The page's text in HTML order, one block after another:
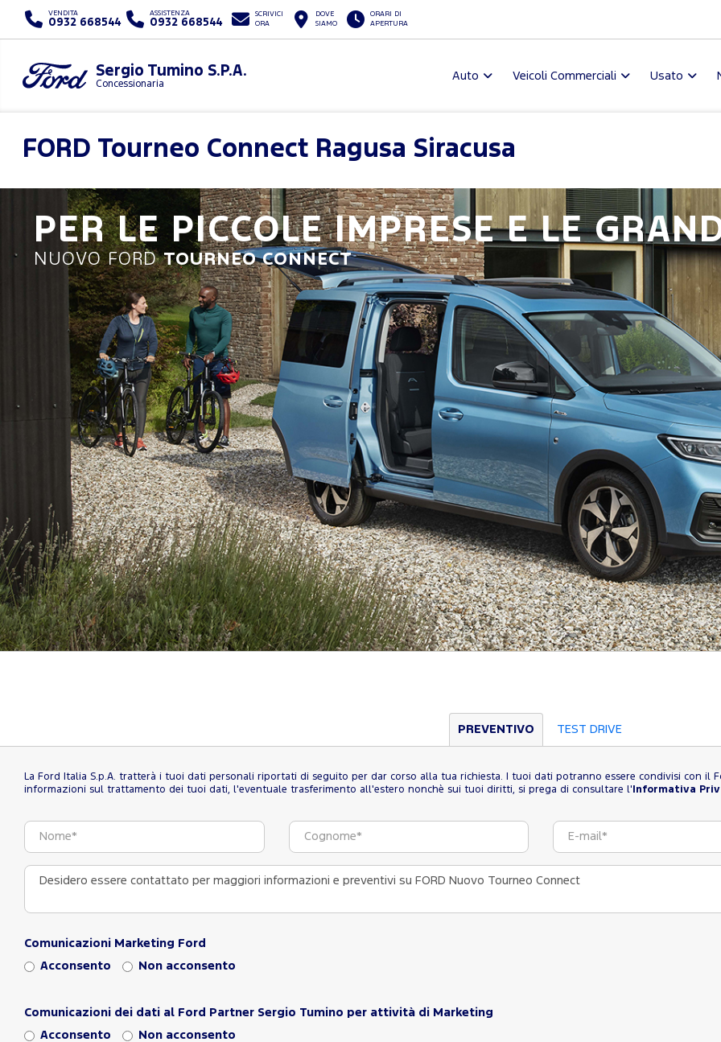
VENDITA
0932 668544
ASSISTENZA
0932 668544
SCRIVICI
ORA
DOVE
SIAMO
ORARI DI
APERTURA
Sergio Tumino S.P.A.
Concessionaria
Auto Veicoli Commerciali Usato
FORD Tourneo Connect Ragusa Siracusa
PER LE PICCOLE IMPRESE E LE
NUOVO FORDTOURNEO CONNECT
PREVENTIVO TEST DRIVE
La Ford Italia S.p.A. tratterà i tuoi dati personali riportati di seguito per dar corso alla tua richiesta. I tuoi dati potranno essere condivisi con il
informazioni sul trattamento dei tuoi dati, l'eventuale trasferimento all'estero nonchè sui tuoi diritti, si prega di consultare l' Informativa
Comunicazioni Marketing Ford
Acconsento Non acconsento
Comunicazioni dei dati al Ford Partner Sergio Tumino per attività di Marketing
Acconsento Non acconsento